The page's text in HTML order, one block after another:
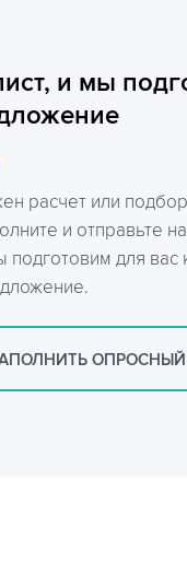
и мы
расчет или
и отправьте
подготовим для